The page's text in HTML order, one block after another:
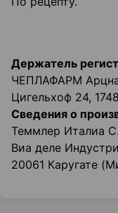
Держатель
ЧЕПЛАФАРМ
Цигельхоф 24,
Сведения о
Теммлер Италиа
Виа деле
20061 Каругате